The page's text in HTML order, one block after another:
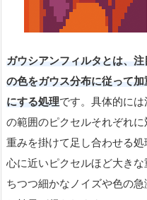
ガウシアンフィルタとは、
の色をガウス分布に従って
にする処理です。具体的に
の範囲のピクセルそれぞれ
重みを掛けて足し合わせる
心に近いピクセルほど大き
ちつつ細かなノイズや色の